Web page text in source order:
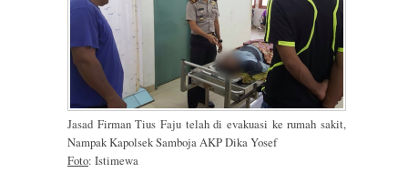
Jasad Firman Tius Faju telah di evakuasi ke rumah sakit,
Nampak Kapolsek Samboja AKP Dika Yosef
Foto: Istimewa